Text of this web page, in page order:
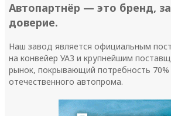
Автопартнёр — это бренд,
доверие.
Наш завод является официальным
на конвейер УАЗ и крупнейшим
рынок, покрывающий потребность 70%
отечественного автопрома.